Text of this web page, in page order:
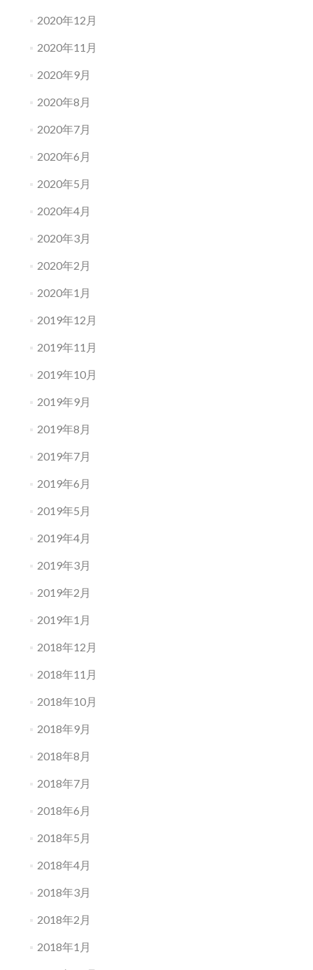
2020年12月
2020年11月
2020年9月
2020年8月
2020年7月
2020年6月
2020年5月
2020年4月
2020年3月
2020年2月
2020年1月
2019年12月
2019年11月
2019年10月
2019年9月
2019年8月
2019年7月
2019年6月
2019年5月
2019年4月
2019年3月
2019年2月
2019年1月
2018年12月
2018年11月
2018年10月
2018年9月
2018年8月
2018年7月
2018年6月
2018年5月
2018年4月
2018年3月
2018年2月
2018年1月